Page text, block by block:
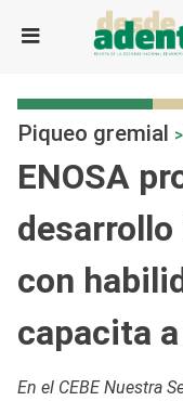
Piqueo gremial >
ENOSA
con
capacita
En el CEBE Nuestra